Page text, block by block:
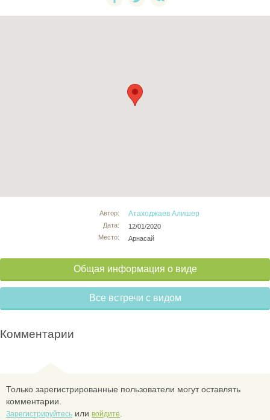
Автор:
Дата:
Место:
Атаходжаев Алишер
12/01/2020
Арнасай
Общая информация о виде
Все встречи с видом
Комментарии
Только зарегистрированные пользователи могут оставлять
комментарии.
Зарегистрируйтесь или войдите